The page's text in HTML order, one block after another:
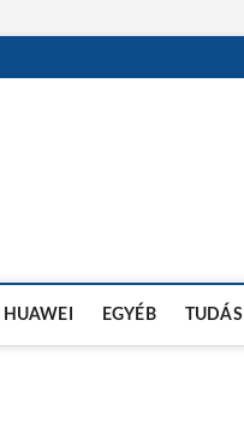
HUAWEI EGYÉB